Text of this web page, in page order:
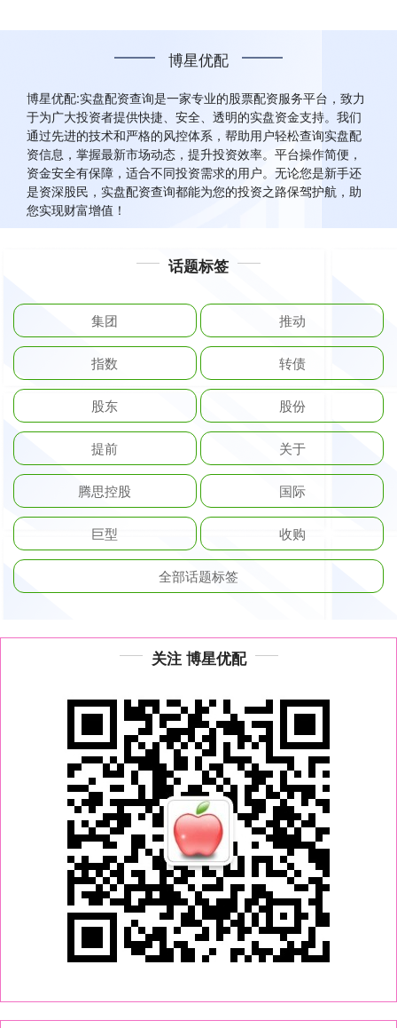
博星优配
博星优配:实盘配资查询是一家专业的股票配资服务平台，致力
于为广大投资者提供快捷、安全、透明的实盘资金支持。我们
通过先进的技术和严格的风控体系，帮助用户轻松查询实盘配
资信息，掌握最新市场动态，提升投资效率。平台操作简便，
资金安全有保障，适合不同投资需求的用户。无论您是新手还
是资深股民，实盘配资查询都能为您的投资之路保驾护航，助
您实现财富增值！
话题标签
集团 推动
指数 转债
股东 股份
提前 关于
腾思控股 国际
巨型 收购
全部话题标签
关注 博星优配